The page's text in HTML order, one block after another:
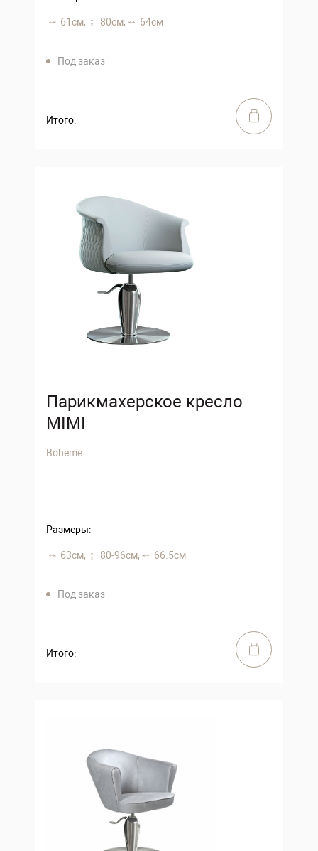
61 см, 80 см, 64 см
Под заказ
Итого:
Парикмахерское кресло
MIMI
Boheme
Размеры:
63 см, 80-96 см, 66.5 см
Под заказ
Итого: